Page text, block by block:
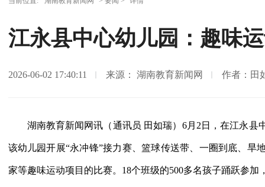
江永县中心幼儿园：趣味
2026-06-02 17:40:11 来源： 湖南教育新闻网 作者：田
湖南教育新闻网讯（通讯员 田如瑞）6月2日，在江永
该幼儿园开展“永冲锋”接力赛、篮球传送带、一圈到底、旱
家等趣味运动项目的比赛。18个班级的500多名孩子踊跃参加